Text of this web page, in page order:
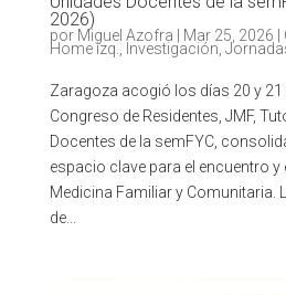
2026)
por Miguel Azofra Mar 25, 2026
Home izq. Investigación
Zaragoza acogió los días 20 y 21
Congreso de Residentes, JMF,
Docentes de la semFYC,
espacio clave para el encuentro y
Medicina Familiar y Comunitaria.
de...